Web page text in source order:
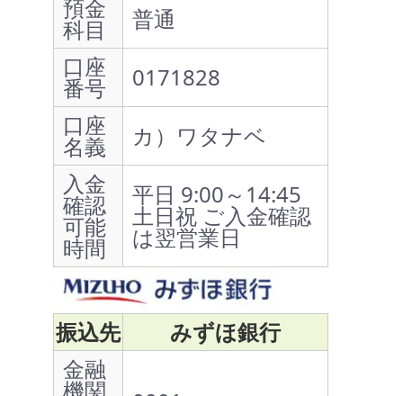
預金
科目
普通
口座
番号
0171828
口座
名義
カ）ワタナベ
入金
確認
可能
時間
平日 9:00～14:45
土日祝 ご入金確認
は翌営業日
振込先
みずほ銀行
金融